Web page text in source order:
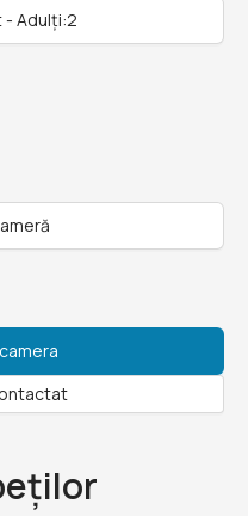
- Adulți:2